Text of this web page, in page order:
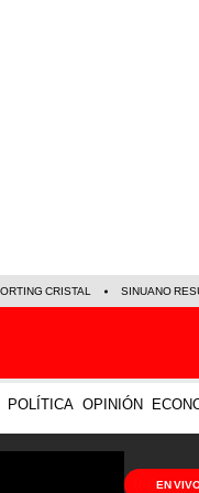
CRISTAL SINUANO
POLÍTICA OPINIÓN
EN